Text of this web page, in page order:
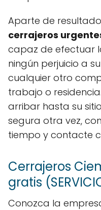
Aparte de
cerrajeros
capaz de efectuar
ningún perjuicio a
cualquier otro
trabajo o
arribar hasta su
segura otra vez,
tiempo y contacte
Cerrajeros
gratis
Conozca la